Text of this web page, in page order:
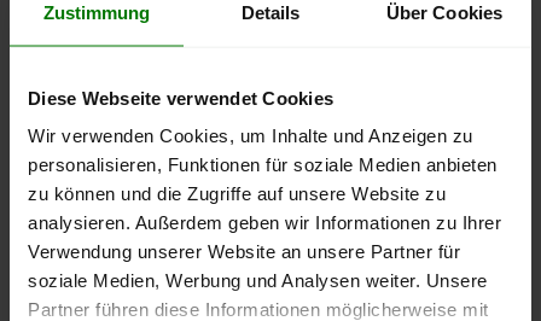
Zustimmung Details Über Cookies
Diese Webseite verwendet Cookies
Wir verwenden Cookies, um Inhalte und Anzeigen zu
personalisieren, Funktionen für soziale Medien anbieten
zu können und die Zugriffe auf unsere Website zu
analysieren. Außerdem geben wir Informationen zu Ihrer
Verwendung unserer Website an unsere Partner für
soziale Medien, Werbung und Analysen weiter. Unsere
Partner führen diese Informationen möglicherweise mit
lose Ware Sackware
2025
Januar
2026
2026
250 €
300 €
350 €